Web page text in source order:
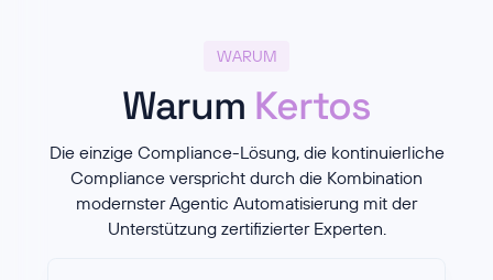
WARUM
Warum Kertos
Die einzige Compliance-Lösung, die kontinuierliche
Compliance verspricht durch die Kombination
modernster Agentic Automatisierung mit der
Unterstützung zertifizierter Experten.